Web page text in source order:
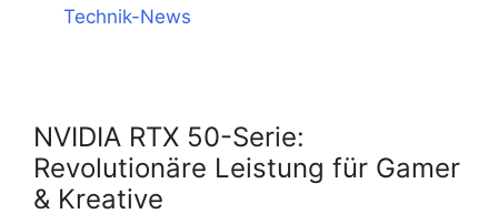
Kategorien
Technik-News
NVIDIA RTX 50-Serie:
Revolutionäre Leistung für Gamer
& Kreative